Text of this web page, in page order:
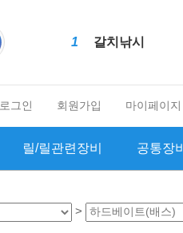
1 갈치낚시
로그인 회원가입 마이페이지
릴/릴관련장비 공통장비
>